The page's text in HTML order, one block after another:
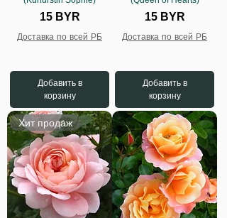
Цена
15 BYR
Доставка по всей РБ
Добавить в
корзину
Цена
15 BYR
Доставка по всей РБ
Добавить в
корзину
Хит продаж